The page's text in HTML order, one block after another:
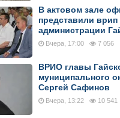
В актовом зале
представили врип
администрации
Вчера, 17:00 7 056
ВРИО главы
муниципального
Сергей Сафинов
Вчера, 13:22 10 541